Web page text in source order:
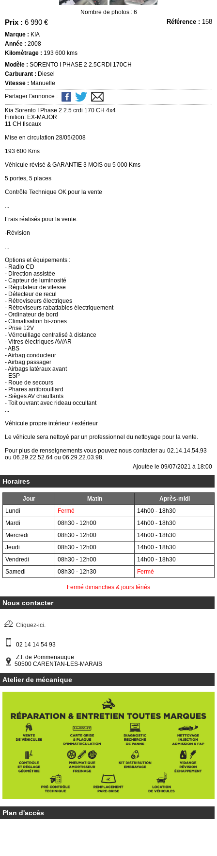
Nombre de photos : 6
Référence : 158
Prix : 6 990 €
Marque : KIA
Année : 2008
Kilomètrage : 193 600 kms
Modèle : SORENTO I PHASE 2 2.5CRDI 170CH
Carburant : Diesel
Vitesse : Manuelle
Partager l'annonce :
Kia Sorento I Phase 2 2.5 crdi 170 CH 4x4
Finition: EX-MAJOR
11 CH fiscaux
Mise en circulation 28/05/2008
193 600 Kms
Véhicule révisé & GARANTIE 3 MOIS ou 5 000 Kms
5 portes, 5 places
Contrôle Technique OK pour la vente
Frais réalisés pour la vente:
-Révision
Options et équipements :
- Radio CD
- Direction assistée
- Capteur de luminosité
- Régulateur de vitesse
- Détecteur de recul
- Rétroviseurs électriques
- Rétroviseurs rabattables électriquement
- Ordinateur de bord
- Climatisation bi-zones
- Prise 12V
- Vérrouillage centralisé à distance
- Vitres électriques AV/AR
- ABS
- Airbag conducteur
- Airbag passager
- Airbags latéraux avant
- ESP
- Roue de secours
- Phares antibrouillard
- Sièges AV chauffants
- Toit ouvrant avec rideau occultant
Véhicule propre intérieur / extérieur
Le véhicule sera nettoyé par un professionnel du nettoyage pour la vente.
Pour plus de renseignements vous pouvez nous contacter au 02.14.14.54.93
ou 06.29.22.52.64 ou 06.29.22.03.98.
Ajoutée le 09/07/2021 à 18:00
Horaires
Jour Matin
Après-midi
Lundi
Fermé
14h00 - 18h30
Mardi
08h30 - 12h00
14h00 - 18h30
Mercredi
08h30 - 12h00
14h00 - 18h30
Jeudi
08h30 - 12h00
14h00 - 18h30
Vendredi
08h30 - 12h00
14h00 - 18h30
Samedi
08h30 - 12h30 Fermé
Fermé dimanches & jours fériés
Nous contacter
Cliquez-ici
02 14 14 54 93
Z.I. de Pommenauque
50500 CARENTAN-LES-MARAIS
Atelier de mécanique
Plan d'accès